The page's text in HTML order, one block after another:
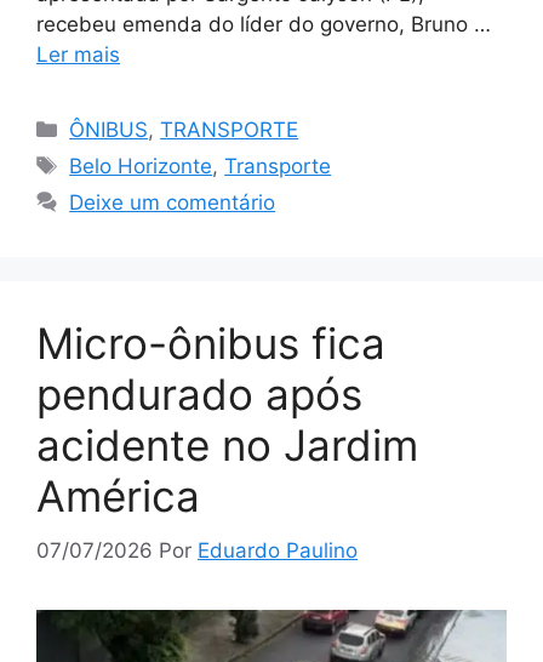
recebeu emenda do líder do governo, Bruno …
Ler mais
Categorias
ÔNIBUS,TRANSPORTE
Tags
Belo Horizonte,Transporte
Deixe um comentário
Micro-ônibus fica
pendurado após
acidente no Jardim
América
07/07/2026 Por Eduardo Paulino